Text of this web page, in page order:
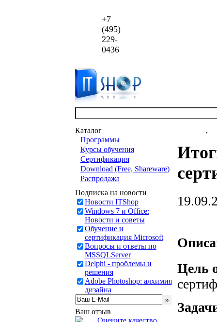
+7
(495)
229-
0436
Каталог
Программы
Курсы обучения
Сертификация
Download (Free, Shareware)
Распродажа
Подписка на новости
Новости ITShop
Windows 7 и Office:
Новости и советы
Обучение и
сертификация Microsoft
Вопросы и ответы по
MSSQLServer
Delphi - проблемы и
решения
Adobe Photoshop: алхимия
дизайна
Ваш отзыв
,
Цель